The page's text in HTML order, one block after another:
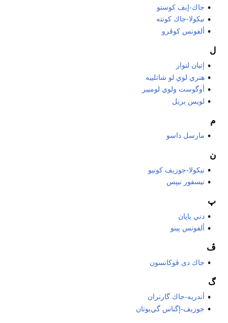
جاك-إيف كوستو
نيكولا-جاك كونته
ألفونس كوڤرو
ل
إتيان لنوار
هنري لوي لو شاتلييه
أوگوست ولوي لوميير
لويس بريل
م
مارسل داسو
ن
نيكولا-جوزيف كونيو
نيسفور نيپس
پ
دني پاپان
ألفونس پينو
ڤ
جاك دى ڤوكانسون
گ
أندريه-جاك گارنران
جوزيف-إگناس گي‌يوتان